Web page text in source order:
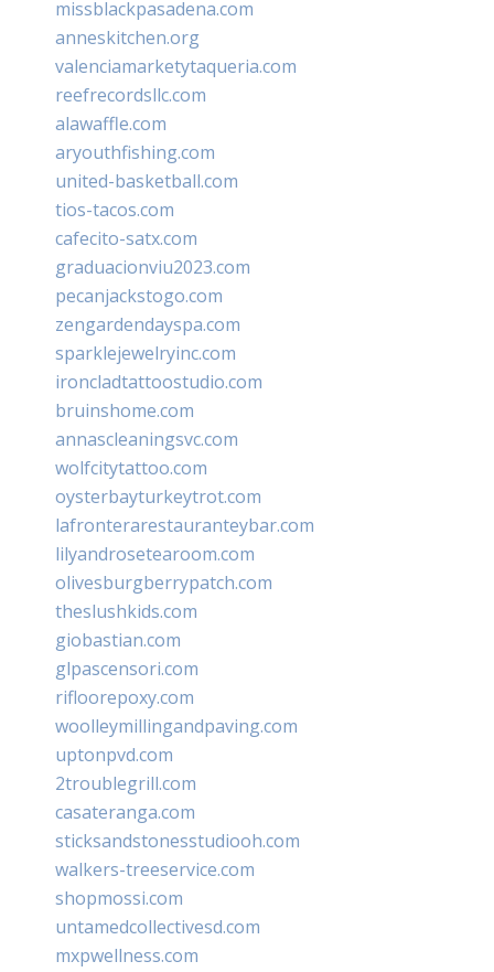
missblackpasadena.com
anneskitchen.org
valenciamarketytaqueria.com
reefrecordsllc.com
alawaffle.com
aryouthfishing.com
united-basketball.com
tios-tacos.com
cafecito-satx.com
graduacionviu2023.com
pecanjackstogo.com
zengardendayspa.com
sparklejewelryinc.com
ironcladtattoostudio.com
bruinshome.com
annascleaningsvc.com
wolfcitytattoo.com
oysterbayturkeytrot.com
lafronterarestauranteybar.com
lilyandrosetearoom.com
olivesburgberrypatch.com
theslushkids.com
giobastian.com
glpascensori.com
rifloorepoxy.com
woolleymillingandpaving.com
uptonpvd.com
2troublegrill.com
casateranga.com
sticksandstonesstudiooh.com
walkers-treeservice.com
shopmossi.com
untamedcollectivesd.com
mxpwellness.com